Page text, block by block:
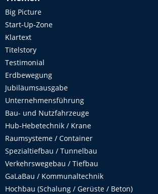
Big Picture
Start-Up-Zone
Klartext
Titelstory
Testimonial
Erdbewegung
Jubiläumsausgabe
Unternehmensführung
Bau- und Nutzfahrzeuge
Hub-Hebetechnik / Krane
Raumsysteme / Container
Spezialtiefbau / Tunnelbau
Verkehrswegebau / Tiefbau
GaLaBau / Kommunaltechnik
Hochbau (Schalung / Gerüste / Beton)